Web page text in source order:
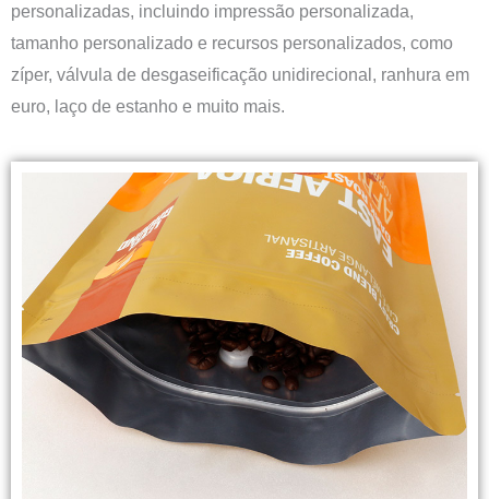
personalizadas, incluindo impressão personalizada,
tamanho personalizado e recursos personalizados, como
zíper, válvula de desgaseificação unidirecional, ranhura em
euro, laço de estanho e muito mais.